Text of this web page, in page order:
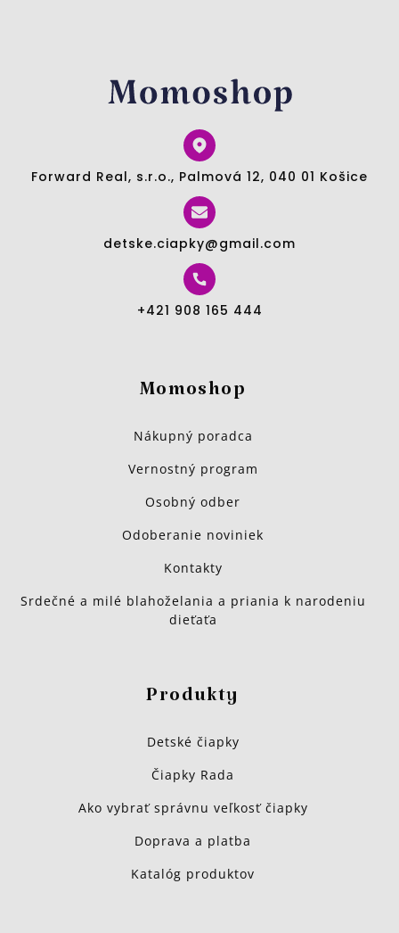
Forward Real, s.r.o., Palmová 12, 040 01 Košice
detske.ciapky@gmail.com
+421 908 165 444
Momoshop
Nákupný poradca
Vernostný program
Osobný odber
Odoberanie noviniek
Kontakty
Srdečné a milé blahoželania a priania k narodeniu
dieťaťa
Produkty
Detské čiapky
Čiapky Rada
Ako vybrať správnu veľkosť čiapky
Doprava a platba
Katalóg produktov